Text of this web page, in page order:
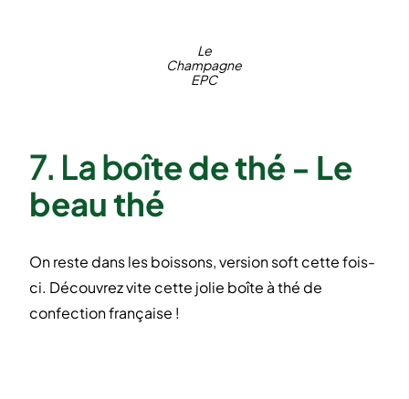
Le
Champagne
EPC
7. La boîte de thé - Le
beau thé
On reste dans les boissons, version soft cette fois-
ci. Découvrez vite cette jolie boîte à thé de
confection française !